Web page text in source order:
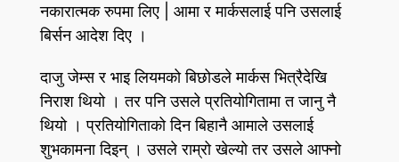
नकारात्मक रुपमा लिए | आमा र मार्कसलाई पनि उसलाई
बिर्सन आदेश दिए ।
दाजु जेम्स र भाइ लियमको बिछोडले मार्कस भित्रैदेखि
निराश थियो । तर पनि उसले प्रतियोगितामा त जानु नै
थियो । प्रतियोगिताको दिन बिहानै आमाले उसलाई
शुभकामना दिइन्‌ । उसले राम्रो खेल्यो तर उसले आफ्नो